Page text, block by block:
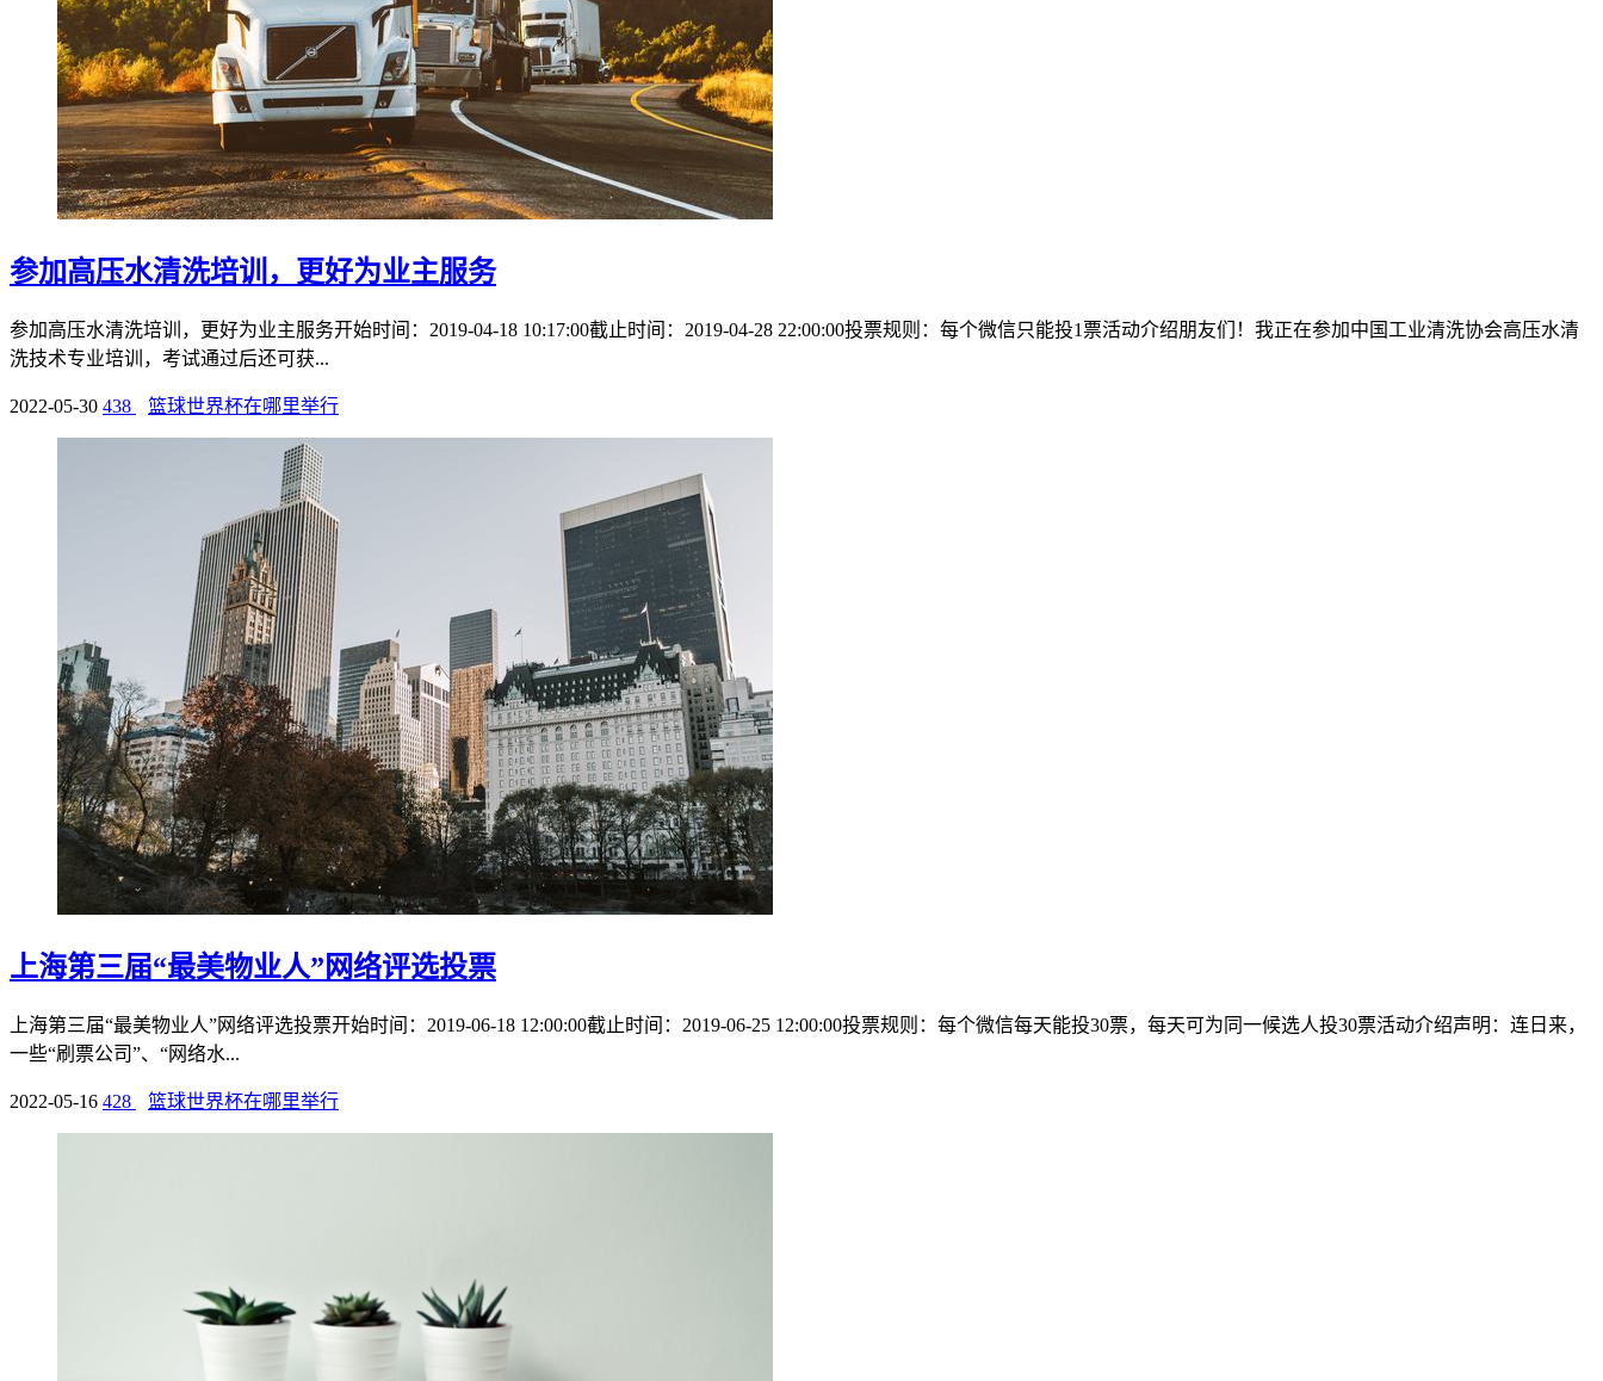
参加高压水清洗培训，更好为业主服务
参加高压水清洗培训，更好为业主服务开始时间：2019-04-18 10:17:00截止时间：2019-04-28 22:00:00投票规则：每个微信只能投1票活动介绍朋友们！我正在参加中国工业清洗协会高压水清
洗技术专业培训，考试通过后还可获...
2022-05-30 438 篮球世界杯在哪里举行
上海第三届“最美物业人”网络评选投票
上海第三届“最美物业人”网络评选投票开始时间：2019-06-18 12:00:00截止时间：2019-06-25 12:00:00投票规则：每个微信每天能投30票，每天可为同一候选人投30票活动介绍声明：连日来，
一些“刷票公司”、“网络水...
2022-05-16 428 篮球世界杯在哪里举行